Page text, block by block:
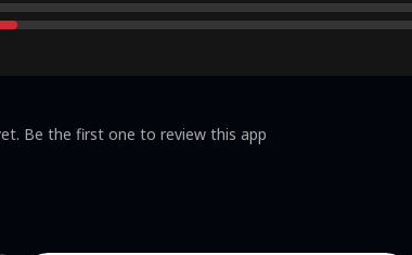
Be the first one to review this app